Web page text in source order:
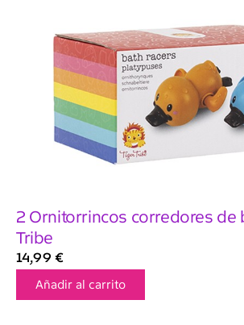
2 Ornitorrincos corredores de
Tribe
14,99 €
Añadir al carrito